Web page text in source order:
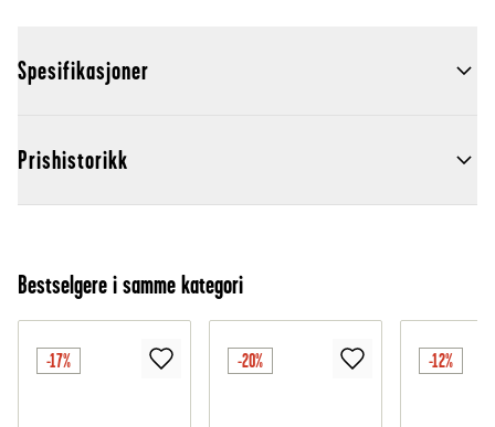
Spesifikasjoner
Prishistorikk
Bestselgere i samme kategori
-17% -20% -12%